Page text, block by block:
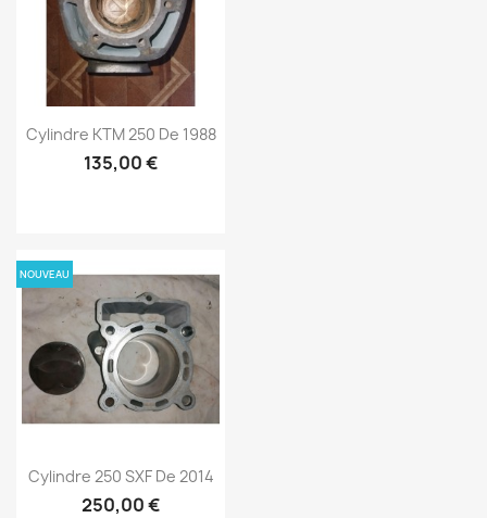
Cylindre KTM 250 De 1988
135,00 €
Cylindre 250 SXF De 2014
250,00 €
NOUVEAU